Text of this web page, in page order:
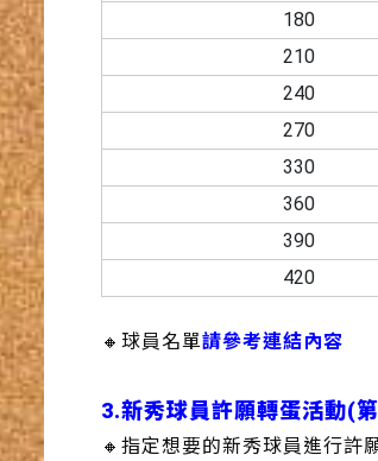
180
210
240
270
330
360
390
420
🔸球員名單請參考連結內容
3.新秀球員許願轉蛋活動(
🔸指定想要的新秀球員進行許